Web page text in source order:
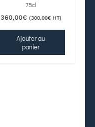
75cl
360,00€ (300,00€HT)
Ajouter au
panier